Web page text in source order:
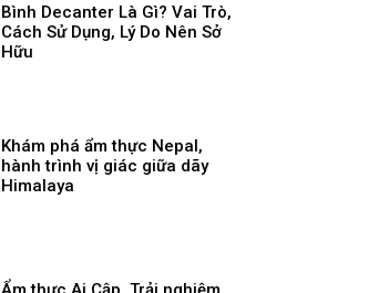
Bình Decanter Là Gì? Vai Trò,
Cách Sử Dụng, Lý Do Nên Sở
Hữu
Khám phá ẩm thực Nepal,
hành trình vị giác giữa dãy
Himalaya